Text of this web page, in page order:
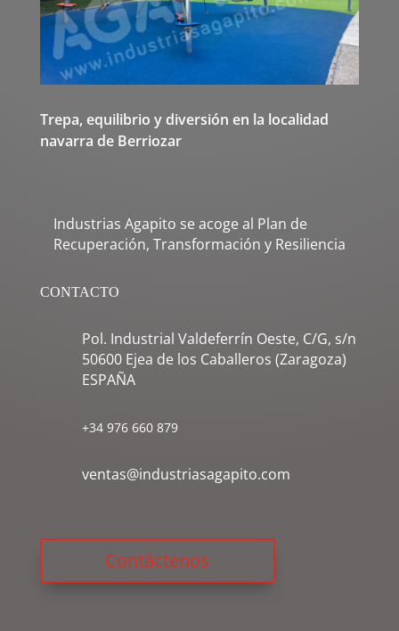
Trepa, equilibrio y diversión en la localidad
navarra de Berriozar
Industrias Agapito se acoge al Plan de
Recuperación, Transformación y Resiliencia
CONTACTO
Pol. Industrial Valdeferrín Oeste, C/G, s/n
50600 Ejea de los Caballeros (Zaragoza)
ESPAÑA
+34 976 660 879
ventas@industriasagapito.com
Contáctenos